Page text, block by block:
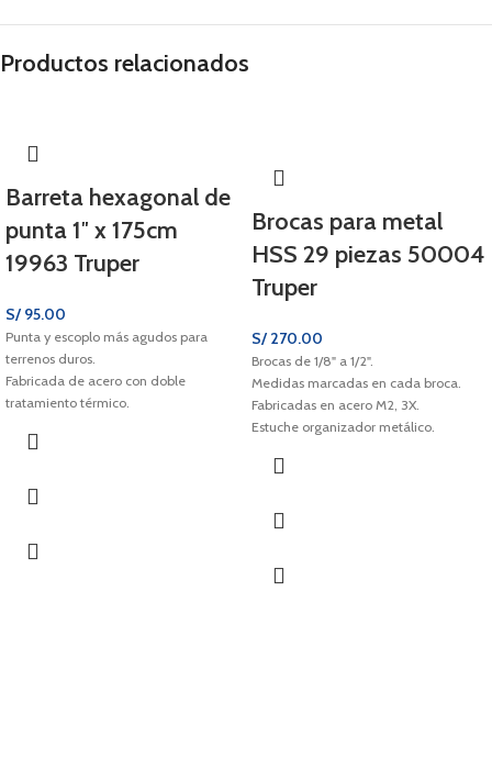
Productos relacionados
Barreta hexagonal de
punta 1″ x 175cm
19963 Truper
S/ 95.00
Punta y escoplo más agudos para
terrenos duros.
Fabricada de acero con doble
tratamiento térmico.
Uso pesado
Brocas para metal
HSS 29 piezas 50004
Truper
S/ 270.00
Brocas de 1/8" a 1/2".
Medidas marcadas en cada broca.
Fabricadas en acero M2, 3X.
Estuche organizador metálico.